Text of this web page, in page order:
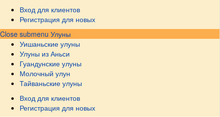
Вход для клиентов
Регистрация для новых
Close submenu Улуны
Уишаньские улуны
Улуны из Аньси
Гуандунские улуны
Молочный улун
Тайваньские улуны
Вход для клиентов
Регистрация для новых